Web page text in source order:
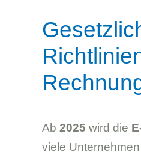
Ab 2025 wird die
viele